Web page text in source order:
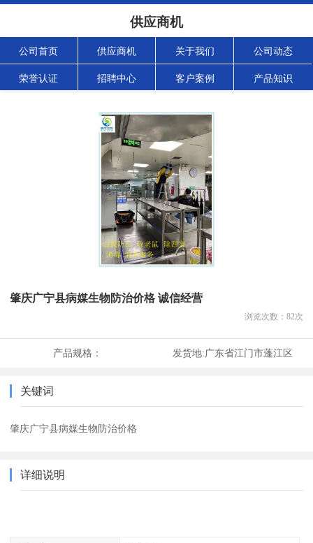
供应商机
公司首页 供应商机 关于我们 公司动态
荣誉认证 招聘中心 客户案例 产品知识
肇庆广宁县病媒生物防治价格 诚信经营
浏览次数： 82次
产品规格： 发货地:广东省江门市蓬江区
关键词
肇庆广宁县病媒生物防治价格
详细说明